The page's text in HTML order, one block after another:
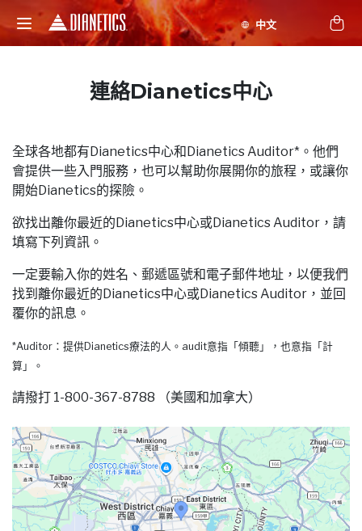
連絡Dianetics中心
全球各地都有Dianetics中心和Dianetics Auditor*。他們
會提供一些入門服務，也可以幫助你展開你的旅程，或讓你
開始Dianetics的探險。
欲找出離你最近的Dianetics中心或Dianetics Auditor，請
填寫下列資訊。
一定要輸入你的姓名、郵遞區號和電子郵件地址，以便我們
找到離你最近的Dianetics中心或Dianetics Auditor，並回
覆你的訊息。
*Auditor：提供Dianetics療法的人。audit意指「傾聽」，也意指「計
算」。
請撥打 1-800-367-8788 （美國和加拿大）